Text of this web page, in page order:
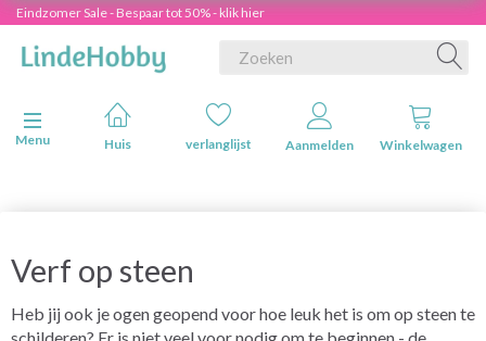
Eindzomer Sale - Bespaar tot 50% - klik hier
Navigatie in-/uitschakelen
Menu
Huis verlanglijst Aanmelden Winkelwagen
Verf op steen
Heb jij ook je ogen geopend voor hoe leuk het is om op steen te